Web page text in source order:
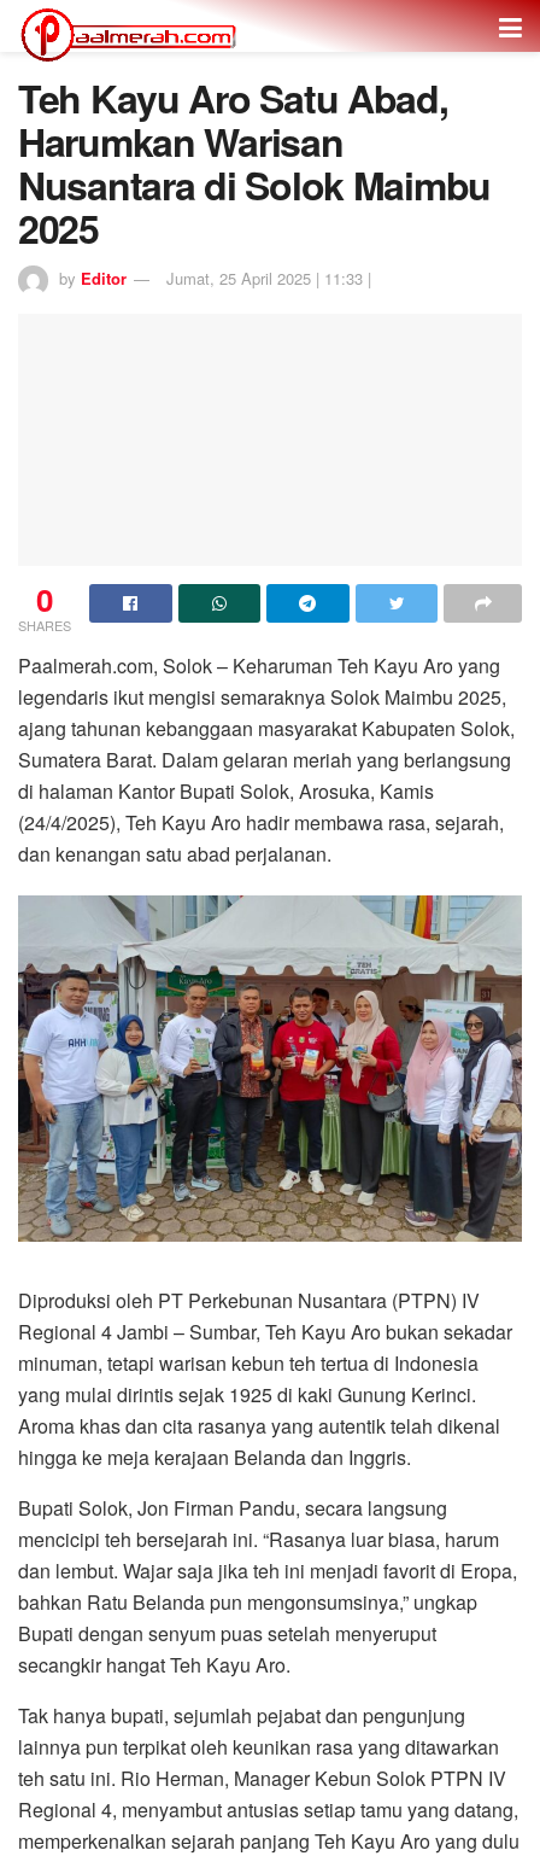
Teh Kayu Aro Satu Abad,
Harumkan Warisan
Nusantara di Solok Maimbu
2025
by Editor Jumat, 25 April 2025 | 11:33 |
0
SHARES
Paalmerah.com, Solok – Keharuman Teh Kayu Aro yang
legendaris ikut mengisi semaraknya Solok Maimbu 2025,
ajang tahunan kebanggaan masyarakat Kabupaten Solok,
Sumatera Barat. Dalam gelaran meriah yang berlangsung
di halaman Kantor Bupati Solok, Arosuka, Kamis
(24/4/2025), Teh Kayu Aro hadir membawa rasa, sejarah,
dan kenangan satu abad perjalanan.
Diproduksi oleh PT Perkebunan Nusantara (PTPN) IV
Regional 4 Jambi – Sumbar, Teh Kayu Aro bukan sekadar
minuman, tetapi warisan kebun teh tertua di Indonesia
yang mulai dirintis sejak 1925 di kaki Gunung Kerinci.
Aroma khas dan cita rasanya yang autentik telah dikenal
hingga ke meja kerajaan Belanda dan Inggris.
Bupati Solok, Jon Firman Pandu, secara langsung
mencicipi teh bersejarah ini. “Rasanya luar biasa, harum
dan lembut. Wajar saja jika teh ini menjadi favorit di Eropa,
bahkan Ratu Belanda pun mengonsumsinya,” ungkap
Bupati dengan senyum puas setelah menyeruput
secangkir hangat Teh Kayu Aro.
Tak hanya bupati, sejumlah pejabat dan pengunjung
lainnya pun terpikat oleh keunikan rasa yang ditawarkan
teh satu ini. Rio Herman, Manager Kebun Solok PTPN IV
Regional 4, menyambut antusias setiap tamu yang datang,
memperkenalkan sejarah panjang Teh Kayu Aro yang dulu